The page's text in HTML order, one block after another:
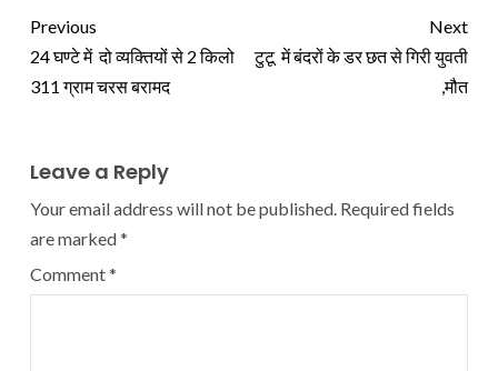
Previous
24 घण्टे में दो व्यक्तियों से 2 किलो
311 ग्राम चरस बरामद
Next
टुटू में बंदरों के डर छत से गिरी युवती
,मौत
Leave a Reply
Your email address will not be published. Required fields
are marked*
Comment*